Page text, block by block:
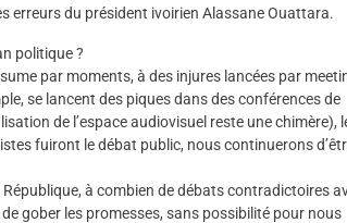
erreurs du président ivoirien Alassane Ouattara.
politique ?
par moments, à des injures lancées par
se lancent des piques dans des conférences de
de l’espace audiovisuel reste une chimère),
fuiront le débat public, nous continuerons
à combien de débats contradictoires
gober les promesses, sans possibilité pour nous